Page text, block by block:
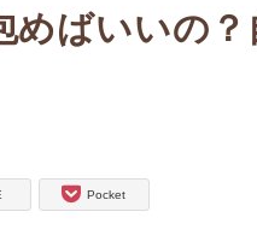
ばいいの
Pocket